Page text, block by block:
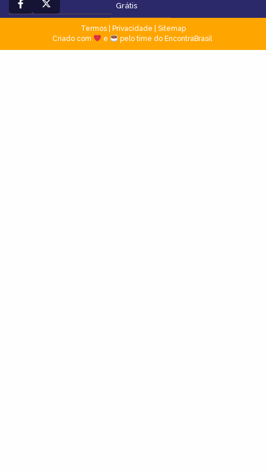
Grátis
Termos| Privacidade
Sitemap
Criado com
e pelo time do EncontraBrasil